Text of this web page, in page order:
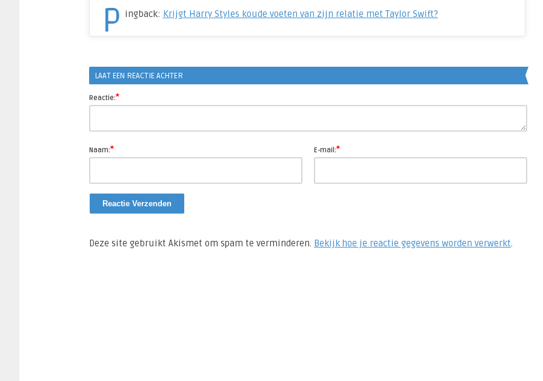
P ingback: Krijgt Harry Styles koude voeten van zijn relatie met Taylor Swift?
LAAT EEN REACTIE ACHTER
Reactie:*
Naam:* E-mail:*
Deze site gebruikt Akismet om spam te verminderen. Bekijk hoe je reactie gegevens worden verwerkt.